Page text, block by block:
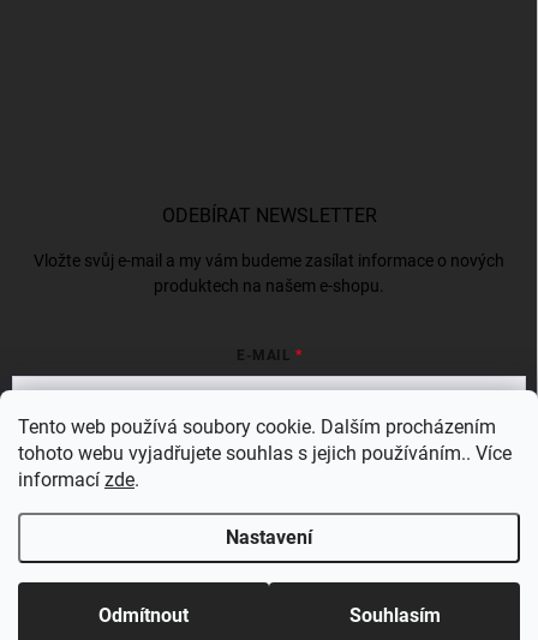
Tento web používá soubory cookie. Dalším procházením
tohoto webu vyjadřujete souhlas s jejich používáním.. Více
informací zde.
Nastavení
Odmítnout Souhlasím
ODEBÍRAT NEWSLETTER
Vložte svůj e-mail a my vám budeme zasílat informace o nových
produktech na našem e-shopu.
E-MAIL
Vložením e-mailu souhlasíte s
Přihlásit se
Copyright 2026 . Všechna práva vyhrazena.